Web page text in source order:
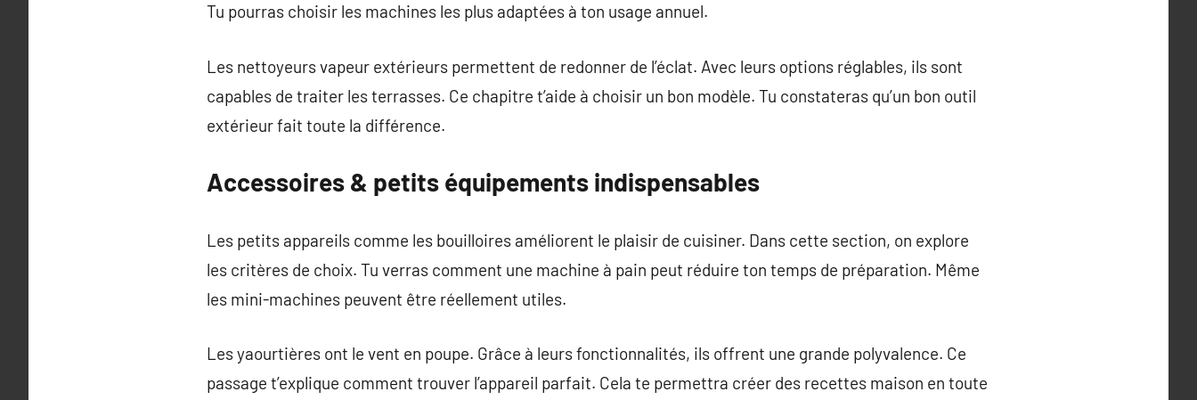
Tu pourras choisir les machines les plus adaptées à ton usage annuel.
Les nettoyeurs vapeur extérieurs permettent de redonner de l’éclat. Avec leurs options réglables, ils sont
capables de traiter les terrasses. Ce chapitre t’aide à choisir un bon modèle. Tu constateras qu’un bon outil
extérieur fait toute la différence.
Accessoires & petits équipements indispensables
Les petits appareils comme les bouilloires améliorent le plaisir de cuisiner. Dans cette section, on explore
les critères de choix. Tu verras comment une machine à pain peut réduire ton temps de préparation. Même
les mini-machines peuvent être réellement utiles.
Les yaourtières ont le vent en poupe. Grâce à leurs fonctionnalités, ils offrent une grande polyvalence. Ce
passage t’explique comment trouver l’appareil parfait. Cela te permettra créer des recettes maison en toute